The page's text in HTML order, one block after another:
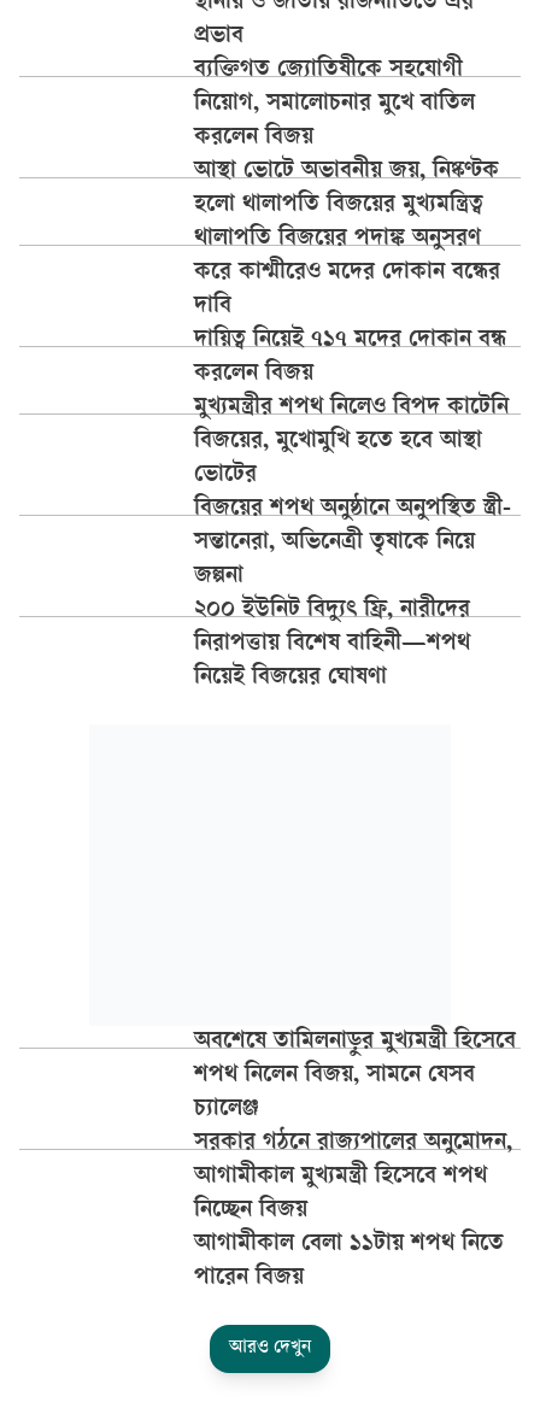
প্রভাব
ব্যক্তিগত জ্যোতিষীকে সহযোগী
নিয়োগ, সমালোচনার মুখে বাতিল
করলেন বিজয়
আস্থা ভোটে অভাবনীয় জয়, নিষ্কণ্টক
হলো থালাপতি বিজয়ের মুখ্যমন্ত্রিত্ব
থালাপতি বিজয়ের পদাঙ্ক অনুসরণ
করে কাশ্মীরেও মদের দোকান বন্ধের
দাবি
দায়িত্ব নিয়েই ৭১৭ মদের দোকান বন্ধ
করলেন বিজয়
মুখ্যমন্ত্রীর শপথ নিলেও বিপদ কাটেনি
বিজয়ের, মুখোমুখি হতে হবে আস্থা
ভোটের
বিজয়ের শপথ অনুষ্ঠানে অনুপস্থিত স্ত্রী-
সন্তানেরা, অভিনেত্রী তৃষাকে নিয়ে
জল্পনা
২০০ ইউনিট বিদ্যুৎ ফ্রি, নারীদের
নিরাপত্তায় বিশেষ বাহিনী—শপথ
নিয়েই বিজয়ের ঘোষণা
অবশেষে তামিলনাড়ুর মুখ্যমন্ত্রী হিসেবে
শপথ নিলেন বিজয়, সামনে যেসব
চ্যালেঞ্জ
সরকার গঠনে রাজ্যপালের অনুমোদন,
আগামীকাল মুখ্যমন্ত্রী হিসেবে শপথ
নিচ্ছেন বিজয়
আগামীকাল বেলা ১১টায় শপথ নিতে
পারেন বিজয়
আরও দেখুন